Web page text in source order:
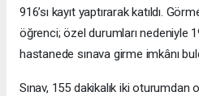
916’sı kayıt yaptırarak katıldı.
öğrenci; özel durumları nedeniyle
hastanede sınava girme imkânı
Sınav, 155 dakikalık iki oturumdan